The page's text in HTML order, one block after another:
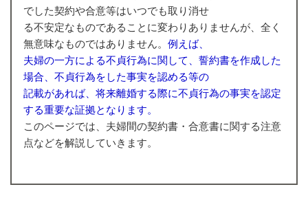
でした契約や合意等はいつでも取り消せ
る不安定なものであることに変わりありませんが、全く
無意味なものではありません。 例えば、
夫婦の一方による不貞行為に関して、誓約書を作成した
場合、不貞行為をした事実を認める等の
記載があれば、将来離婚する際に不貞行為の事実を認定
する重要な証拠となります。
このページでは、夫婦間の契約書・合意書に関する注意
点などを解説していきます。